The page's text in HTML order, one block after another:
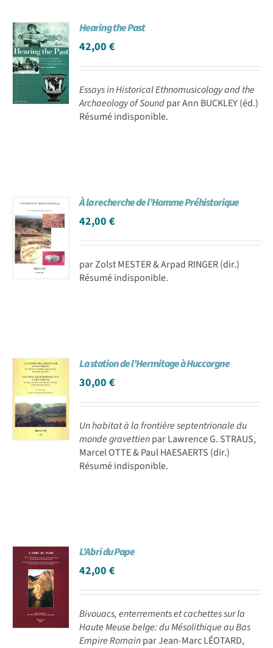
Hearing the Past
42,00€
Essays in Historical Ethnomusicology and the
Archaeology of Soundpar Ann BUCKLEY (éd.)
Résumé indisponible.
À la recherche de l’Homme Préhistorique
42,00€
par Zolst MESTER & Arpad RINGER (dir.)
Résumé indisponible.
La station de l’Hermitage à Huccorgne
30,00€
Un habitat à la frontière septentrionale du
monde gravettienpar Lawrence G. STRAUS,
Marcel OTTE & Paul HAESAERTS (dir.)
Résumé indisponible.
L’Abri du Pape
42,00€
Bivouacs, enterrements et cachettes sur la
Haute Meuse belge: du Mésolithique au Bas
Empire Romainpar Jean-Marc LÉOTARD,